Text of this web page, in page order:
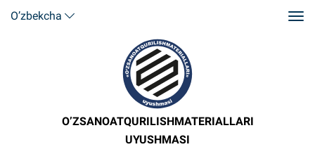
O’zbekcha
O’ZSANOATQURILISHMATERIALLARI
UYUSHMASI